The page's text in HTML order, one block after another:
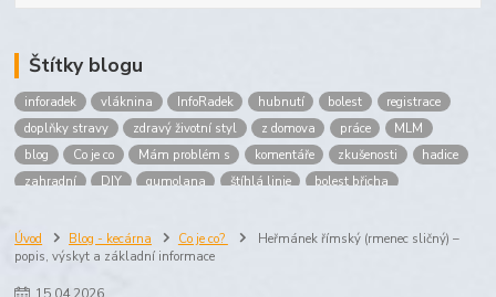
Štítky blogu
inforadek vláknina InfoRadek hubnutí bolest
registrace
doplňky stravy
zdravý životní styl z domova práce
MLM
blog
Co je co Mám problém s komentáře zkušenosti
hadice
zahradní
DIY gumolana štíhlá linie
bolest břicha
Prokloub
Vláknina spolupráce body peníze
brigáda
nákup
prodej budování sítě
maltodextrin
Úvod Blog - kecárna Co je co?
Heřmánek římský (rmenec sličný) –
popis, výskyt a základní informace
15.04.2026